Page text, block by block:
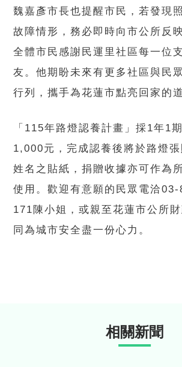
魏嘉彥市長也提醒市民，若發現
故障情形，務必即時向市公所反
全體市民感謝民運里社區每一位
友。他期盼未來有更多社區與民
行列，攜手為花蓮市點亮回家的道
「115年路燈認養計畫」採1年1
1,000元，完成認養後將於路燈
姓名之貼紙，捐贈收據亦可作為
使用。歡迎有意願的民眾電洽
171陳小姐，或親至花蓮市公所
同為城市安全盡一份心力。
相關新聞